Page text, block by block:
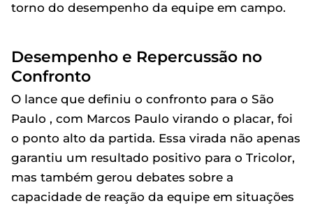
torno do desempenho da equipe em campo.
Desempenho e Repercussão no
Confronto
O lance que definiu o confronto para o São
Paulo , com Marcos Paulo virando o placar, foi
o ponto alto da partida. Essa virada não apenas
garantiu um resultado positivo para o Tricolor,
mas também gerou debates sobre a
capacidade de reação da equipe em situações